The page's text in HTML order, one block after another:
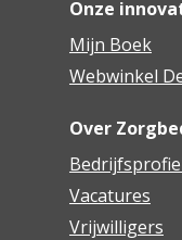
Onze
Mijn Boek
Webwinkel
Over
Vacatures
Vrijwilligers